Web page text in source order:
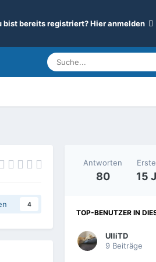
bist bereits registriert? Hier anmelden
4
Antworten
80 15
TOP-BENUTZER IN
UlliTD
9 Beiträge